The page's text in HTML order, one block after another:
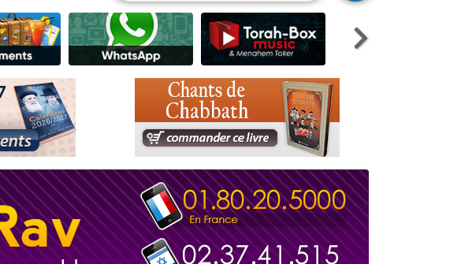
le Birkat Hamazone à travers le temps